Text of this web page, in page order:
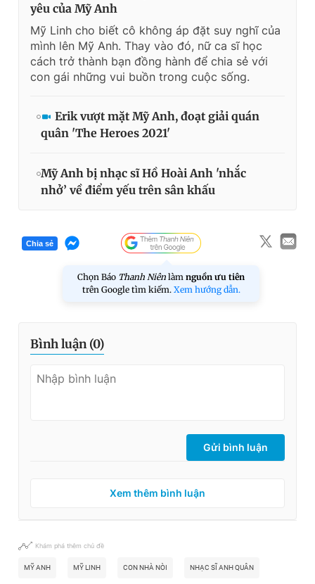
yêu của Mỹ Anh
Mỹ Linh cho biết cô không áp đặt suy nghĩ của
mình lên Mỹ Anh. Thay vào đó, nữ ca sĩ học
cách trở thành bạn đồng hành để chia sẻ với
con gái những vui buồn trong cuộc sống.
Erik vượt mặt Mỹ Anh, đoạt giải quán
quân 'The Heroes 2021'
Mỹ Anh bị nhạc sĩ Hồ Hoài Anh 'nhắc
nhở’ về điểm yếu trên sân khấu
Chia sẻ
Chọn Báo Thanh Niên làm nguồn ưu tiên
trên Google tìm kiếm. Xem hướng dẫn.
Bình luận (0)
Gửi bình luận
Xem thêm bình luận
Khám phá thêm chủ đề
MỸ ANH MỸ LINH CON NHÀ NÒI NHẠC SĨ ANH QUÂN